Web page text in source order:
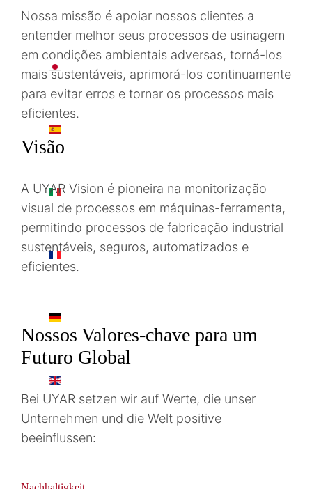
日本語
ES
IT
FR
DE
EN
Nossa missão é apoiar nossos clientes a
entender melhor seus processos de usinagem
em condições ambientais adversas, torná-los
mais sustentáveis, aprimorá-los continuamente
para evitar erros e tornar os processos mais
eficientes.
Visão
A UYAR Vision é pioneira na monitorização
visual de processos em máquinas-ferramenta,
permitindo processos de fabricação industrial
sustentáveis, seguros, automatizados e
eficientes.
Nossos Valores-chave para um
Futuro Global
Bei UYAR setzen wir auf Werte, die unser
Unternehmen und die Welt positive
beeinflussen: